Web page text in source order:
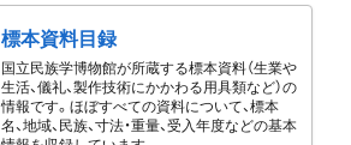
標本資料目録
国立民族学博物館が所蔵する標本資料（生業や
生活、儀礼、製作技術にかかわる用具類など）の
情報です。ほぼすべての資料について、標本
名、地域、民族、寸法・重量、受入年度などの基本